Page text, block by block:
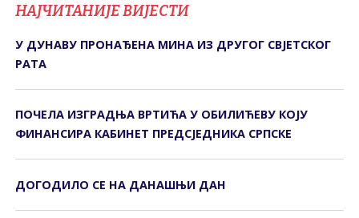
НАЈЧИТАНИЈЕ ВИЈЕСТИ
У ДУНАВУ ПРОНАЂЕНА МИНА ИЗ ДРУГОГ СВЈЕТСКОГ
РАТА
ПОЧЕЛА ИЗГРАДЊА ВРТИЋА У ОБИЛИЋЕВУ КОЈУ
ФИНАНСИРА КАБИНЕТ ПРЕДСЈЕДНИКА СРПСКЕ
ДОГОДИЛО СЕ НА ДАНАШЊИ ДАН